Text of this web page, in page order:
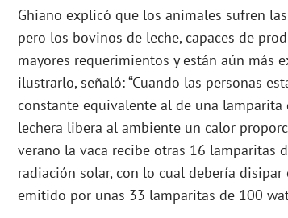
Ghiano explicó que los animales sufren
pero los bovinos de leche, capaces de
mayores requerimientos y están aún más
ilustrarlo, señaló: “Cuando las personas
constante equivalente al de una lamparita
lechera libera al ambiente un calor
verano la vaca recibe otras 16 lamparitas
radiación solar, con lo cual debería
emitido por unas 33 lamparitas de 100